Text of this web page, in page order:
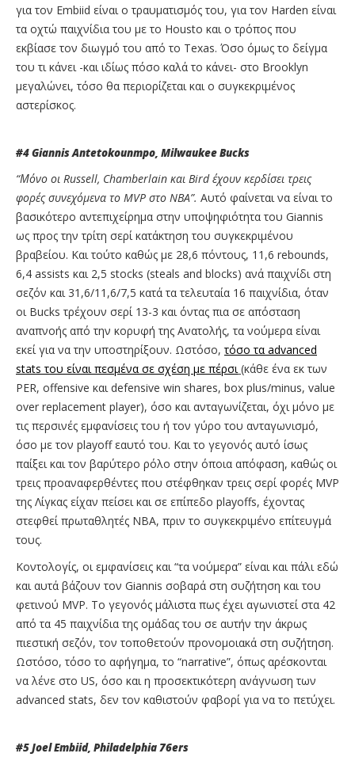
για τον Embiid είναι ο τραυματισμός του, για τον Harden είναι
τα οχτώ παιχνίδια του με το Housto και ο τρόπος που
εκβίασε τον διωγμό του από το Texas. Όσο όμως το δείγμα
του τι κάνει -και ιδίως πόσο καλά το κάνει- στο Brooklyn
μεγαλώνει, τόσο θα περιορίζεται και ο συγκεκριμένος
αστερίσκος.
#4 Giannis Antetokounmpo, Milwaukee Bucks
“Μόνο οι Russell, Chamberlain και Birdέχουν κερδίσει τρεις
φορές συνεχόμενα το MVP στο NBA”. Αυτό φαίνεται να είναι το
βασικότερο αντεπιχείρημα στην υποψηφιότητα του Giannis
ως προς την τρίτη σερί κατάκτηση του συγκεκριμένου
βραβείου. Και τούτο καθώς με 28,6 πόντους, 11,6 rebounds,
6,4 assists και 2,5 stocks (steals and blocks) ανά παιχνίδι στη
σεζόν και 31,6/11,6/7,5 κατά τα τελευταία 16 παιχνίδια, όταν
οι Bucks τρέχουν σερί 13-3 και όντας πια σε απόσταση
αναπνοής από την κορυφή της Ανατολής, τα νούμερα είναι
εκεί για να την υποστηρίξουν. Ωστόσο,τόσο τα advanced
stats του είναι πεσμένα σε σχέση με πέρσι (κάθε ένα εκ των
PER, offensive και defensive win shares, box plus/minus, value
over replacement player), όσο και ανταγωνίζεται, όχι μόνο με
τις περσινές εμφανίσεις του ή τον γύρο του ανταγωνισμό,
όσο με τον playoff εαυτό του. Και το γεγονός αυτό ίσως
παίξει και τον βαρύτερο ρόλο στην όποια απόφαση, καθώς οι
τρεις προαναφερθέντες που στέφθηκαν τρεις σερί φορές MVP
της Λίγκας είχαν πείσει και σε επίπεδο playoffs, έχοντας
στεφθεί πρωταθλητές NBA, πριν το συγκεκριμένο επίτευγμά
τους.
Κοντολογίς, οι εμφανίσεις και “τα νούμερα” είναι και πάλι εδώ
και αυτά βάζουν τον Giannis σοβαρά στη συζήτηση και του
φετινού MVP. Το γεγονός μάλιστα πως έχει αγωνιστεί στα 42
από τα 45 παιχνίδια της ομάδας του σε αυτήν την άκρως
πιεστική σεζόν, τον τοποθετούν προνομοιακά στη συζήτηση.
Ωστόσο, τόσο το αφήγημα, το “narrative”, όπως αρέσκονται
να λένε στο US, όσο και η προσεκτικότερη ανάγνωση των
advanced stats, δεν τον καθιστούν φαβορί για να το πετύχει.
#5 Joel Embiid, Philadelphia 76ers